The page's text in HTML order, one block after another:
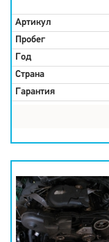
Артикул
Пробег
Год
Страна
Гарантия